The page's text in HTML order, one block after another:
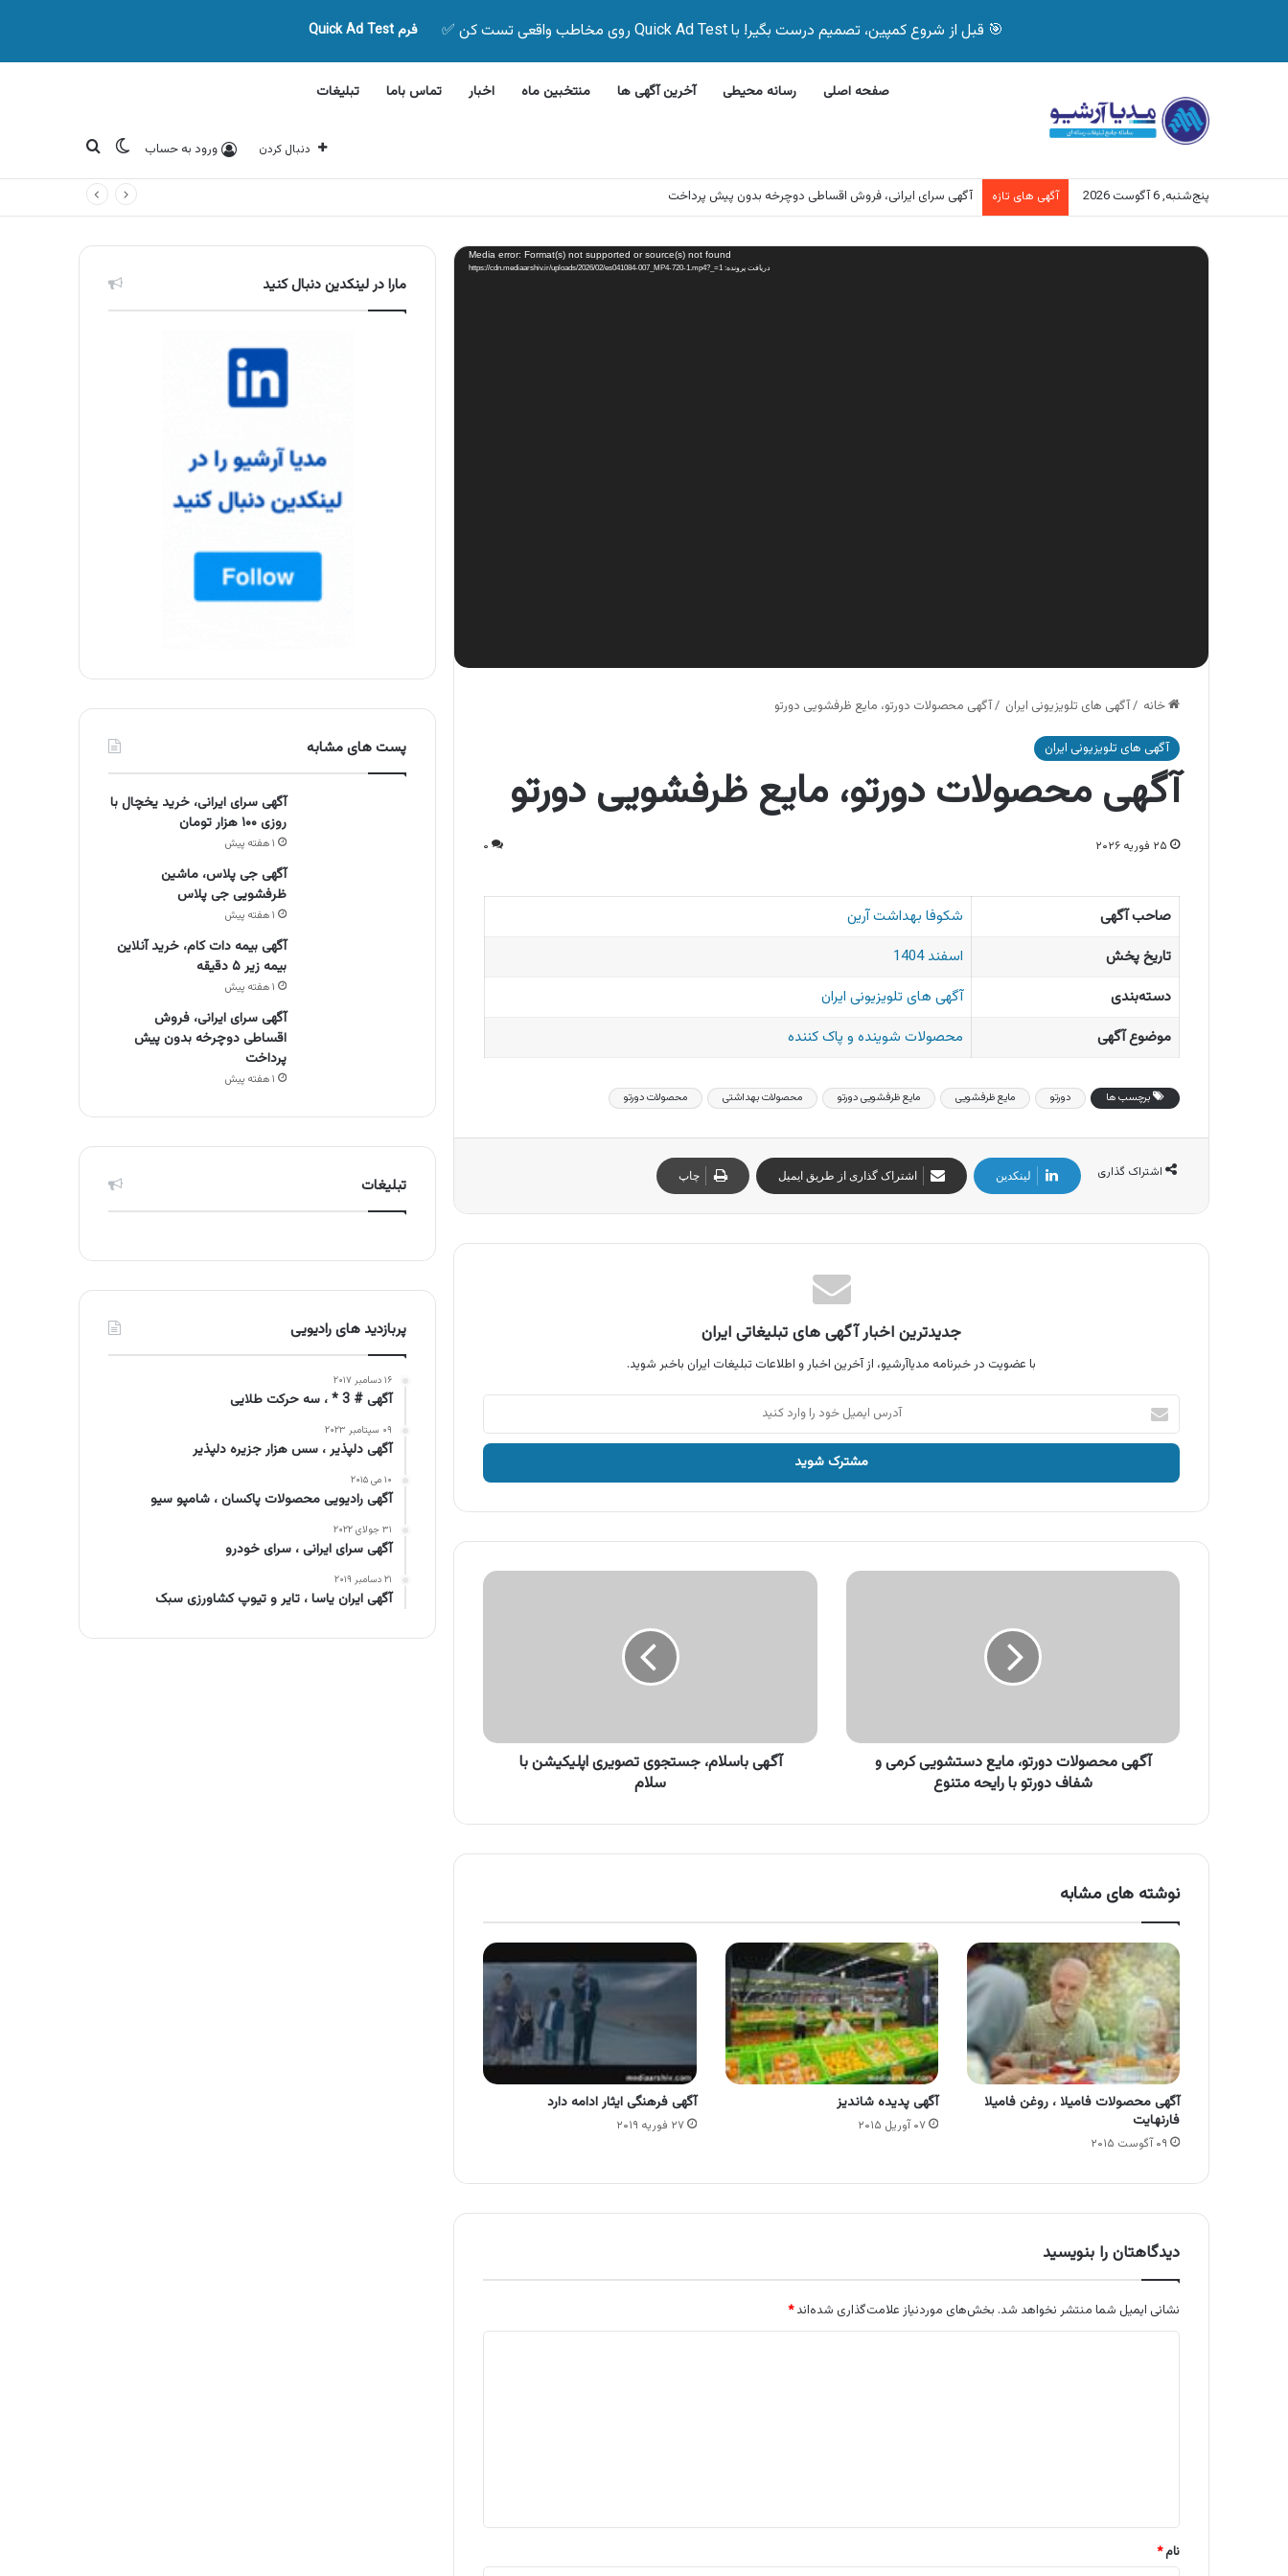
🎯 قبل از شروع کمپین، تصمیم درست بگیر! با Quick Ad Test روی مخاطب واقعی تست کن ✅ فرم Quick Ad Test
صفحه اصلی رسانه محیطی آخرین آگهی ها منتخبین ماه اخبار تماس باما تبلیغات
دنبال کردن ورود به حساب تغییر پوسته
جستجو برای
پنج‌شنبه, 6 آگوست 2026 آگهی های تازه آگهی سرای ایرانی، فروش اقساطی دوچرخه بدون پیش پرداخت
نمایشگر
ویدیو Media error: Format(s) not supported or source(s) not found
دریافت پرونده: https://cdn.mediaarshiv.ir/uploads/2026/02/es041084-007_MP4-720-1.mp4?_=1
خانه /آگهی های تلویزیونی ایران /آگهی محصولات دورتو، مایع ظرفشویی دورتو
آگهی های تلویزیونی ایران
آگهی محصولات دورتو، مایع ظرفشویی دورتو
۲۵ فوریه ۲۰۲۶ ۰
صاحب آگهی
شکوفا بهداشت آرین
تاریخ پخش
اسفند 1404
دسته‌بندی
آگهی های تلویزیونی ایران
موضوع آگهی
محصولات شوینده و پاک کننده
برچسب ها دورتو مایع ظرفشویی مایع ظرفشویی دورتو محصولات بهداشتی محصولات دورتو
اشتراک گذاری لینکدین اشتراک گذاری از طریق ایمیل چاپ
جدیدترین اخبار آگهی های تبلیغاتی ایران
با عضویت در خبرنامه مدیاآرشیو، از آخرین اخبار و اطلاعات تبلیغات ایران باخبر شوید.
آدرس
ایمیل
خود
وارد
آگهی
دورتو
آگهی محصولات دورتو، مایع دستشویی کرمی و
شفاف دورتو با رایحه متنوع
آگهی
آگهی باسلام، جستجوی تصویری اپلیکیشن با
سلام
نوشته های مشابه
آگهی محصولات فامیلا ، روغن فامیلا
فارنهایت
۰۹ آگوست ۲۰۱۵
آگهی پدیده شاندیز
۰۷ آوریل ۲۰۱۵
آگهی فرهنگی ایثار ادامه دارد
۲۷ فوریه ۲۰۱۹
دیدگاهتان را بنویسید
نشانی ایمیل شما منتشر نخواهد شد. بخش‌های موردنیاز علامت‌گذاری شده‌اند*
نام*
مارا در لینکدین دنبال کنید
پست های مشابه
آگهی سرای ایرانی، خرید یخچال با
روزی ۱۰۰ هزار تومان
۱ هفته پیش
آگهی جی پلاس، ماشین
ظرفشویی جی پلاس
۱ هفته پیش
آگهی بیمه دات کام، خرید آنلاین
بیمه زیر ۵ دقیقه
۱ هفته پیش
آگهی سرای ایرانی، فروش
اقساطی دوچرخه بدون پیش
پرداخت
۱ هفته پیش
تبلیغات
پربازدید های رادیویی
۱۶ دسامبر ۲۰۱۷
آگهی # 3 * ، سه حرکت طلایی
۰۹ سپتامبر ۲۰۲۳
آگهی دلپذیر ، سس هزار جزیره دلپذیر
۱۰ می ۲۰۱۵
آگهی رادیویی محصولات پاکسان ، شامپو سیو
۳۱ جولای ۲۰۲۲
آگهی سرای ایرانی ، سرای خودرو
۲۱ دسامبر ۲۰۱۹
آگهی ایران یاسا ، تایر و تیوپ کشاورزی سبک